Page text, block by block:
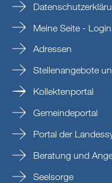
Meine Seite - Login
Adressen
Stellenangebote
Kollektenportal
Gemeindeportal
Portal der
Beratung und
Seelsorge